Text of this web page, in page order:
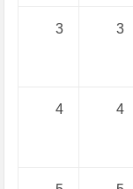
3 3
4 4